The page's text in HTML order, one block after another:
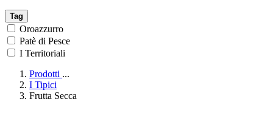
Tag
Oroazzurro
Patè di Pesce
I Territoriali
Prodotti ...
I Tipici
Frutta Secca